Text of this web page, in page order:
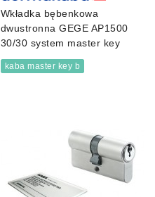
Wkładka bębenkowa
dwustronna GEGE AP1500
30/30 system master key
kaba master key b